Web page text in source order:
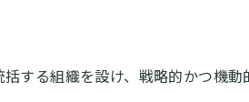
する組織を設け、戦略的かつ機動